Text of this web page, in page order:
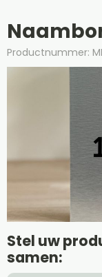
Productnummer:
Stel uw
samen: